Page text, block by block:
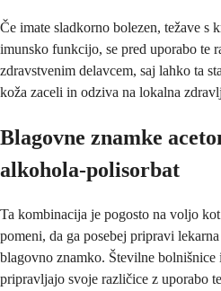
Če imate sladkorno bolezen, težave s
imunsko funkcijo, se pred uporabo te
zdravstvenim delavcem, saj lahko ta
koža zaceli in odziva na lokalna
Blagovne znamke
alkohola-polisorbat
Ta kombinacija je pogosto na voljo
pomeni, da ga posebej pripravi
blagovno znamko. Številne bolnišnice
pripravljajo svoje različice z uporabo